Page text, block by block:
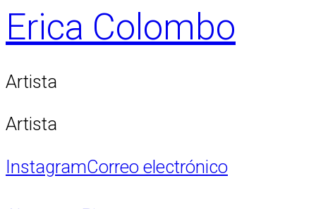
Erica Colombo
Artista
Artista
InstagramCorreo electrónico